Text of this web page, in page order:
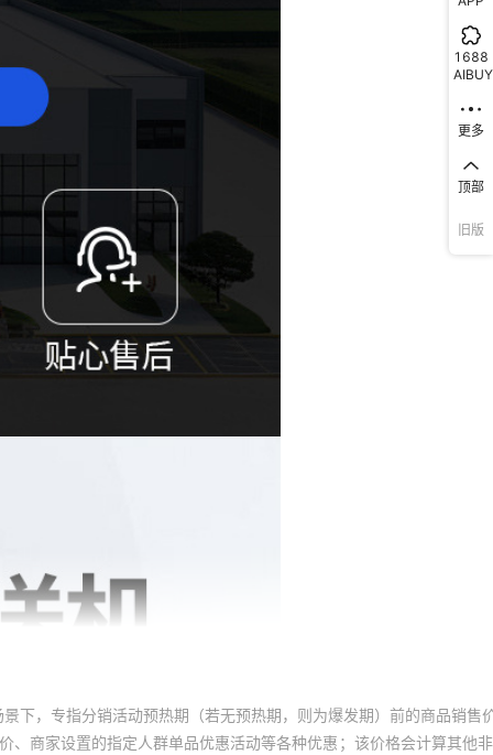
下，专指分销活动预热期（若无预热期，则为爆发期）前的商品销售
商家设置的指定人群单品优惠活动等各种优惠；该价格会计算其他
1688
AIBUY
更多
顶部
旧版